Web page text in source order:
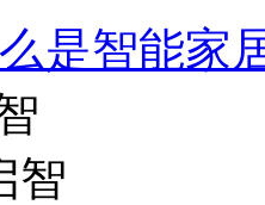
是智能家